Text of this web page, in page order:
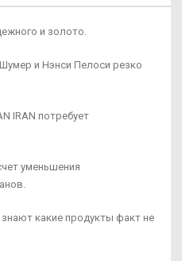
и золото.
и Нэнси Пелоси резко
IRAN потребует
уменьшения
какие продукты факт не